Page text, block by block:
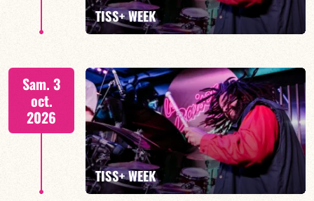
EN SAVOIR PLUS
TISS+ WEEK
Tiss Rodriguez batterie/lead
EN SAVOIR PLUS
Sam. 3
oct.
2026
TISS+ WEEK